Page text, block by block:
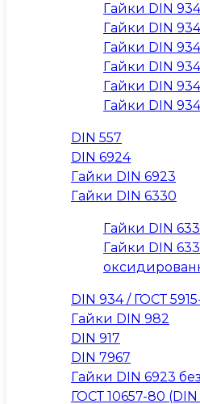
Гайки DIN
Гайки DIN
Гайки DIN
Гайки DIN
Гайки DIN
Гайки DIN
DIN 557
DIN 6924
Гайки DIN 6923
Гайки DIN 6330
Гайки DIN
Гайки DIN
DIN 934 / ГОСТ
Гайки DIN 982
DIN 917
DIN 7967
Гайки DIN 6923
ГОСТ 10657-80 (DIN